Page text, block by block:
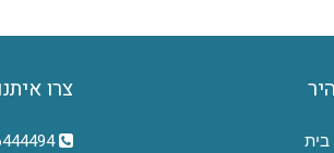
בית
צרו
03-6444494